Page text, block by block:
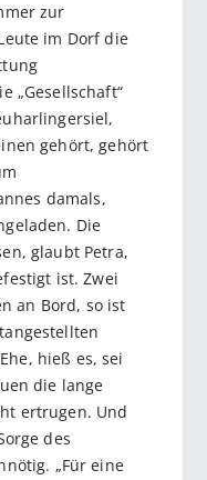
zur
im Dorf die
„Gesellschaft“
gehört, gehört
damals,
Die
glaubt Petra,
ist. Zwei
an Bord, so ist
hieß es, sei
die lange
ertrugen. Und
des
„Für eine